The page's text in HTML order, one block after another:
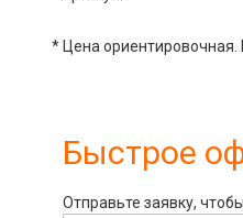
* Цена ориентировочная.
Быстрое
Отправьте заявку,